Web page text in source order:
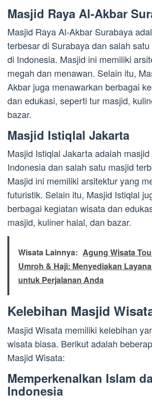
Masjid Raya Al-Akbar
Masjid Raya Al-Akbar Surabaya
terbesar di Surabaya dan salah
di Indonesia. Masjid ini memiliki
megah dan menawan. Selain itu,
Akbar juga menawarkan berbagai
dan edukasi, seperti tur masjid,
bazar.
Masjid Istiqlal Jakarta
Masjid Istiqlal Jakarta adalah
Indonesia dan salah satu masjid
Masjid ini memiliki arsitektur yang
futuristik. Selain itu, Masjid Istiqlal
berbagai kegiatan wisata dan
masjid, kuliner halal, dan bazar.
Wisata Lainnya: Agung Wisata
Umroh & Haji: Menyediakan
untuk Perjalanan Anda
Kelebihan Masjid
Masjid Wisata memiliki kelebihan
wisata biasa. Berikut adalah
Masjid Wisata:
Memperkenalkan Islam
Indonesia